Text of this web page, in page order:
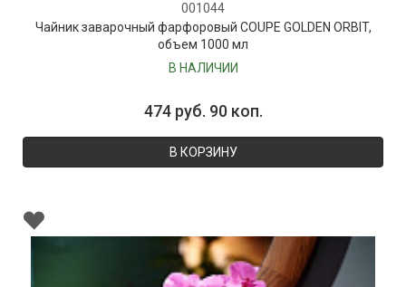
001044
Чайник заварочный фарфоровый COUPE GOLDEN ORBIT,
объем 1000 мл
В НАЛИЧИИ
474 руб. 90 коп.
В КОРЗИНУ